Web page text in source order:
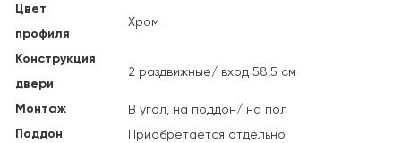
Цвет
профиля
Хром
Конструкция
двери
2 раздвижные/ вход 58,5 см
Монтаж В угол, на поддон/ на пол
Поддон Приобретается отдельно